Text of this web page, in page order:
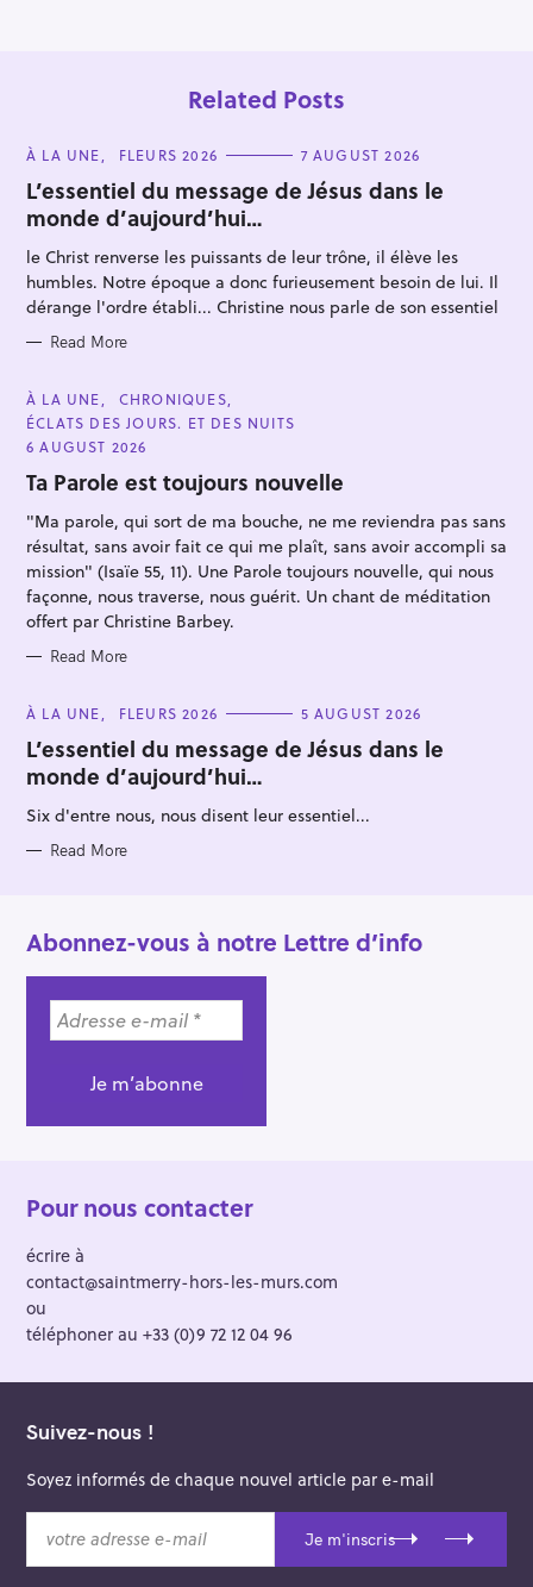
Related Posts
C
T
E
G
O
R
I
E
S
À LA UNE FLEURS 2026 7 AUGUST 2026
L’essentiel du message de Jésus dans le
monde d’aujourd’hui…
le Christ renverse les puissants de leur trône, il élève les
humbles. Notre époque a donc furieusement besoin de lui. Il
dérange l'ordre établi... Christine nous parle de son essentiel
Read More
C
A
T
E
G
O
R
E
À LA UNE
CHRONIQUES
ÉCLATS DES JOURS. ET DES NUITS
6 AUGUST 2026
Ta Parole est toujours nouvelle
"Ma parole, qui sort de ma bouche, ne me reviendra pas sans
résultat, sans avoir fait ce qui me plaît, sans avoir accompli sa
mission" (Isaïe 55, 11). Une Parole toujours nouvelle, qui nous
façonne, nous traverse, nous guérit. Un chant de méditation
offert par Christine Barbey.
Read More
C
T
E
G
O
R
I
S
À LA UNE FLEURS 2026 5 AUGUST 2026
L’essentiel du message de Jésus dans le
monde d’aujourd’hui…
Six d'entre nous, nous disent leur essentiel...
Read More
Abonnez-vous à notre Lettre d’info
Pour nous contacter
écrire à
contact@saintmerry-hors-les-murs.com
ou
téléphoner au +33 (0)9 72 12 04 96
Suivez-nous !
Soyez informés de chaque nouvel article par e-mail
t
Je m'inscris
S
e
a
c
h
f
o
r
: